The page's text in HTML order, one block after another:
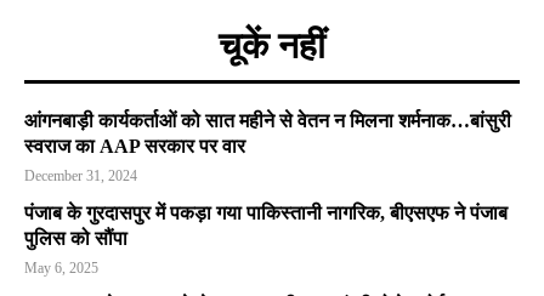
चूकें नहीं
आंगनबाड़ी कार्यकर्ताओं को सात महीने से वेतन न मिलना शर्मनाक…बांसुरी
स्वराज का AAP सरकार पर वार
December 31, 2024
पंजाब के गुरदासपुर में पकड़ा गया पाकिस्तानी नागरिक, बीएसएफ ने पंजाब
पुलिस को सौंपा
May 6, 2025